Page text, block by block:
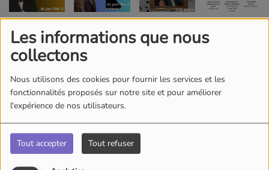
Les informations que nous
collectons
Nous utilisons des cookies pour fournir les services et les
fonctionnalités proposés sur notre site et pour améliorer
l'expérience de nos utilisateurs.
Tout accepter Tout refuser